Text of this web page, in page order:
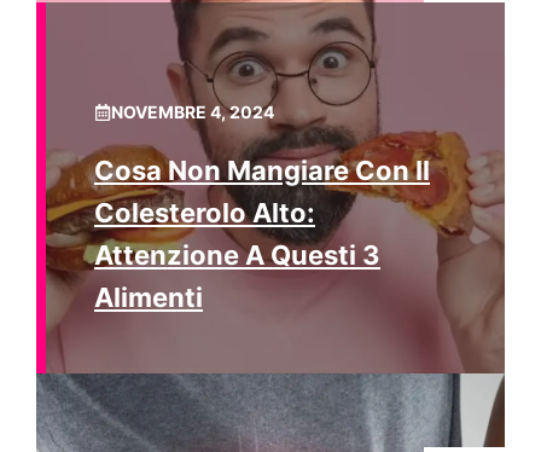
NOVEMBRE 4, 2024
Cosa Non Mangiare Con Il
Colesterolo Alto:
Attenzione A Questi 3
Alimenti